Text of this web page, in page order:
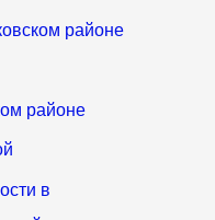
районе
районе
в